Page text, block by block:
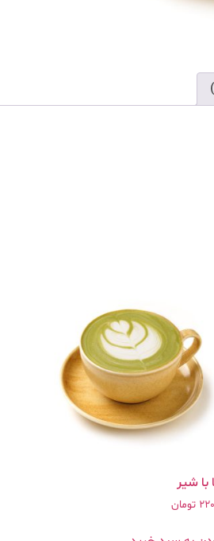
با شیر
تومان